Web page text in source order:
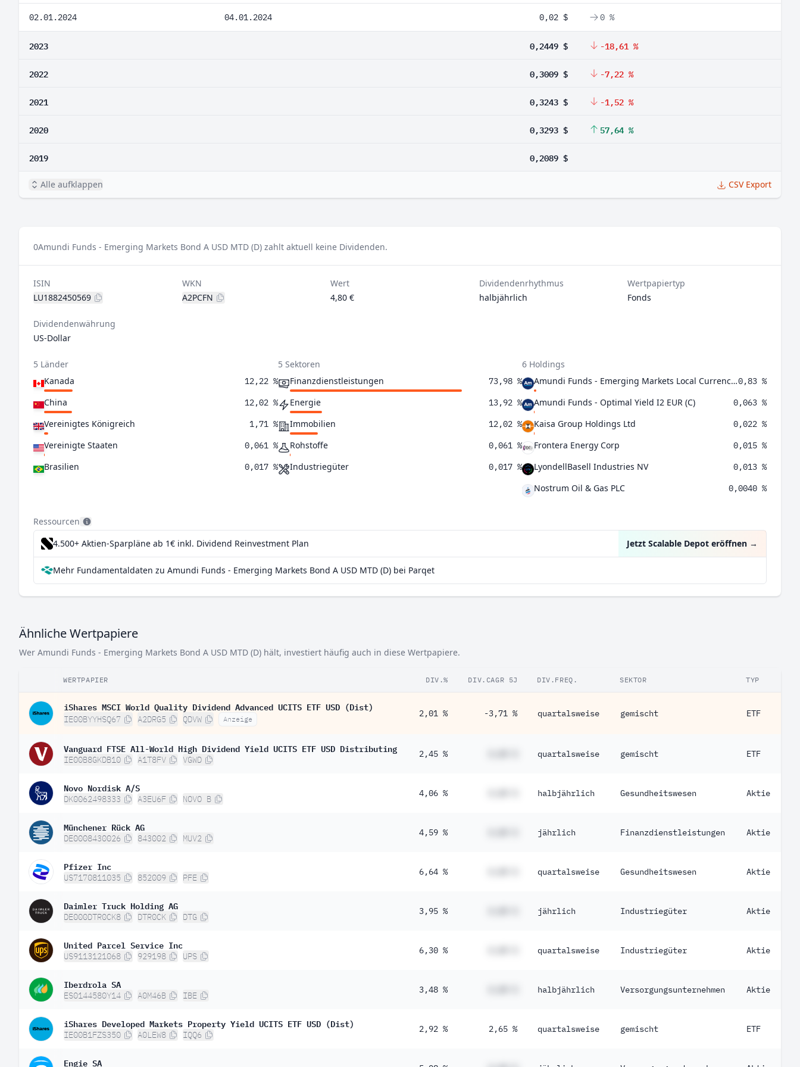
02.01.2024 04.01.2024 0,02 $ 0 %
2023 0,2449 $ -18,61 %
2022 0,3009 $ -7,22 %
2021 0,3243 $ -1,52 %
2020 0,3293 $ 57,64 %
2019 0,2089 $
Alle aufklappen CSV Export
0Amundi Funds - Emerging Markets Bond A USD MTD (D) zahlt aktuell keine Dividenden.
ISIN
LU1882450569
WKN
A2PCFN
Wert
4,80 €
Dividendenrhythmus
halbjährlich
Wertpapiertyp
Fonds
Dividendenwährung
US-Dollar
5 Länder
Kanada
12,22 %
China 12,02 %
Vereinigtes Königreich 1,71 %
Vereinigte Staaten 0,061 %
Brasilien 0,017 %
5 Sektoren
Finanzdienstleistungen
73,98 %
Energie 13,92 %
Immobilien 12,02 %
Rohstoffe 0,061 %
Industriegüter 0,017 %
6 Holdings
Amundi Funds - Emerging Markets Local Currency Bond I USD (C)0,83 %
Amundi Funds - Optimal Yield I2 EUR (C) 0,063 %
Kaisa Group Holdings Ltd 0,022 %
Frontera Energy Corp 0,015 %
LyondellBasell Industries NV 0,013 %
Nostrum Oil & Gas PLC 0,0040 %
Ressourcen
4.500+ Aktien-Sparpläne ab 1€ inkl. Dividend Reinvestment Plan Jetzt Scalable Depot eröffnen →
Mehr Fundamentaldaten zu Amundi Funds - Emerging Markets Bond A USD MTD (D) bei Parqet
Ähnliche Wertpapiere
Wer Amundi Funds - Emerging Markets Bond A USD MTD (D) hält, investiert häufig auch in diese Wertpapiere.
WERTPAPIER DIV.% DIV.CAGR 5J DIV.FREQ. SEKTOR TYP
iShares MSCI World Quality Dividend Advanced UCITS ETF USD (Dist)
IE00BYYHSQ67 A2DRG5 QDVW Anzeige
2,01 % -3,71 % quartalsweise gemischt ETF
Vanguard FTSE All-World High Dividend Yield UCITS ETF USD Distributing
IE00B8GKDB10 A1T8FV VGWD
2,45 % quartalsweise gemischt ETF
Novo Nordisk A/S
DK0062498333 A3EU6F NOVO B
4,06 % halbjährlich Gesundheitswesen Aktie
Münchener Rück AG
DE0008430026 843002 MUV2
4,59 % jährlich Finanzdienstleistungen Aktie
Pfizer Inc
US7170811035 852009 PFE
6,64 % quartalsweise Gesundheitswesen Aktie
Daimler Truck Holding AG
DE000DTR0CK8 DTR0CK DTG
3,95 % jährlich Industriegüter Aktie
United Parcel Service Inc
US9113121068 929198 UPS
6,30 % quartalsweise Industriegüter Aktie
Iberdrola SA
ES0144580Y14 A0M46B IBE
3,48 % halbjährlich Versorgungsunternehmen Aktie
iShares Developed Markets Property Yield UCITS ETF USD (Dist)
IE00B1FZS350 A0LEW8 IQQ6
2,92 % 2,65 % quartalsweise gemischt ETF
Engie SA